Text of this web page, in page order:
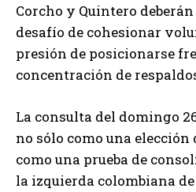
Corcho y Quintero
desafío de cohesionar
presión de posicionarse
concentración de
La consulta del domingo
no sólo como una elección
como una prueba de
la izquierda colombiana de